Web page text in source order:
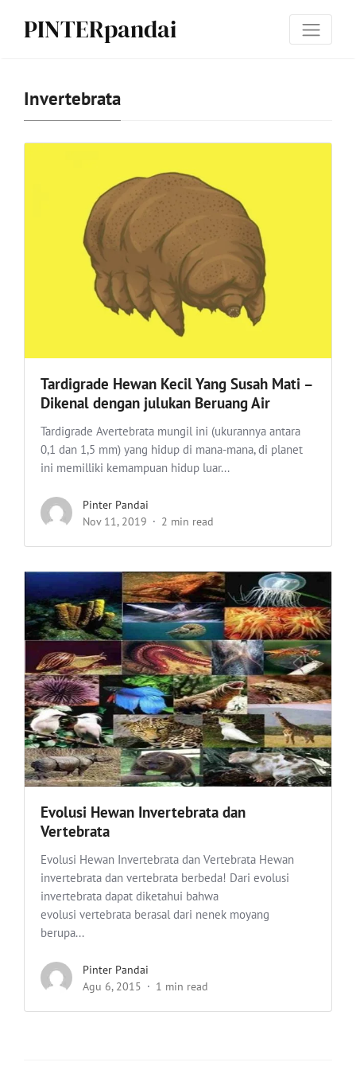
PINTERpandai
Invertebrata
Tardigrade Hewan Kecil Yang Susah Mati –
Dikenal dengan julukan Beruang Air
Tardigrade Avertebrata mungil ini (ukurannya antara
0,1 dan 1,5 mm) yang hidup di mana-mana, di planet
ini memilliki kemampuan hidup luar...
Pinter Pandai
Nov 11, 2019
2 min read
Evolusi Hewan Invertebrata dan
Vertebrata
Evolusi Hewan Invertebrata dan Vertebrata Hewan
invertebrata dan vertebrata berbeda! Dari evolusi
invertebrata dapat diketahui bahwa
evolusi vertebrata berasal dari nenek moyang
berupa...
Pinter Pandai
Agu 6, 2015
1 min read